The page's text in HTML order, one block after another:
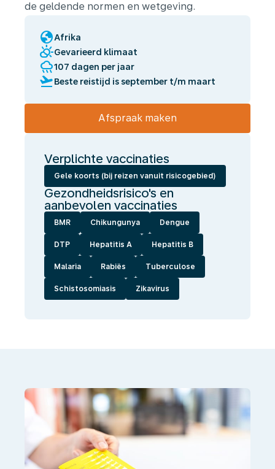
de geldende normen en wetgeving.
globeAfrika
partly_cloudy_dayGevarieerd klimaat
rainy107 dagen per jaar
flight_takeoffBeste reistijd is september t/m maart
Afspraak maken
Verplichte vaccinaties
Gele koorts (bij reizen vanuit risicogebied)
Gezondheidsrisico's en
aanbevolen vaccinaties
BMR Chikungunya Dengue
DTP Hepatitis A Hepatitis B
Malaria Rabiës Tuberculose
Schistosomiasis Zikavirus
onbezorgd
reizen
werken